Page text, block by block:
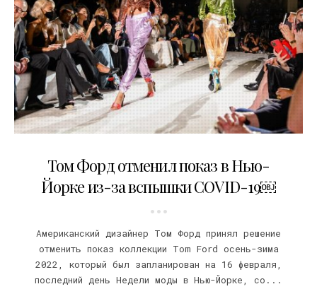
Том Форд отменил показ в Нью-
Йорке из-за вспышки COVID-19￼
Американский дизайнер Том Форд принял решение
отменить показ коллекции Tom Ford осень-зима
2022, который был запланирован на 16 февраля,
последний день Недели моды в Нью-Йорке, со...